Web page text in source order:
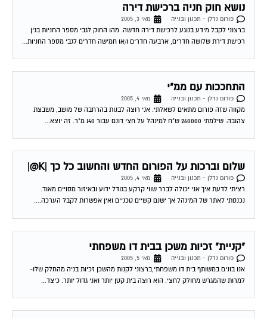
נושא חוק חניה ברכישת דירה
פורום נדלן - תכנון ובנייה
מאי 3, 2005
ברצוני לקבל מידע בנוגע לרכישת דירה חדשה. מהו החוק לגבי מספר החניות בגין
רכישת דירת שלושה חדרים, ארבעה חדרים ו/או חמישה חדרים לגבי מספר החניות...
התחככות עם ממ"י
פורום נדלן - תכנון ובנייה
מאי 4, 2005
מקווה שזה פורום מתאים לשאלתי. אני רוצה לבנות בהרחבה של מושב, משבצת
צהובה. שילמתי 260000 ש"ח למינהל על חצי דונם עבור 140 מ"ר. זה יוצא...
שלום וברכות על הפורום החדש והחשוב כל כך |K@|
פורום נדלן - תכנון ובנייה
מאי 4, 2005
רציתי לדעת איך אני יכולה לברר שווי קרקע בגודל ידוע ובאיזור מסויים מאוד.
נכנסתי לאתר של המינהל אך ישנם קשיים טכניים ואין אפשרות לקבל הערכה....
"קניית" זכיות משכן בבית דו משפחתי
פורום נדלן - תכנון ובנייה
מאי 5, 2005
אנו בונים במשותף בית דו משפחתי,ברצוני לקנות מהשכן זכיות בניה מהחלק שלו-
למרות שהמגרש מחולק לחצי. הוא רוצה בית קטן יותר ואני גדול יותר. כיצד...